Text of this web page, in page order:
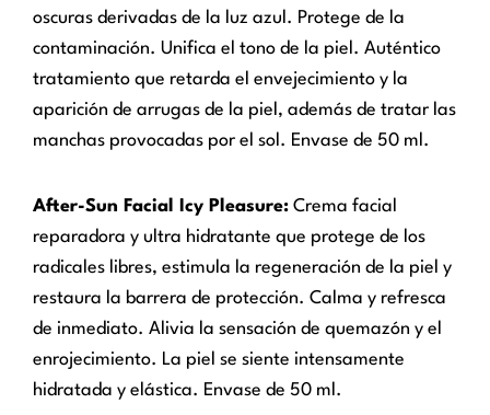
oscuras derivadas de la luz azul. Protege de la
contaminación. Unifica el tono de la piel. Auténtico
tratamiento que retarda el envejecimiento y la
aparición de arrugas de la piel, además de tratar las
manchas provocadas por el sol. Envase de 50 ml.
After-Sun Facial Icy Pleasure: Crema facial
reparadora y ultra hidratante que protege de los
radicales libres, estimula la regeneración de la piel y
restaura la barrera de protección. Calma y refresca
de inmediato. Alivia la sensación de quemazón y el
enrojecimiento. La piel se siente intensamente
hidratada y elástica. Envase de 50 ml.